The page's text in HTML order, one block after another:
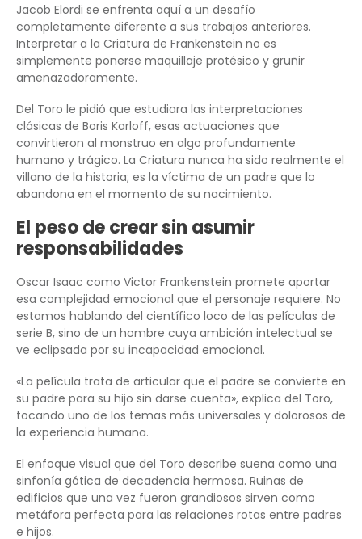
Jacob Elordi se enfrenta aquí a un desafío
completamente diferente a sus trabajos anteriores.
Interpretar a la Criatura de Frankenstein no es
simplemente ponerse maquillaje protésico y gruñir
amenazadoramente.
Del Toro le pidió que estudiara las interpretaciones
clásicas de Boris Karloff, esas actuaciones que
convirtieron al monstruo en algo profundamente
humano y trágico. La Criatura nunca ha sido realmente el
villano de la historia; es la víctima de un padre que lo
abandona en el momento de su nacimiento.
El peso de crear sin asumir
responsabilidades
Oscar Isaac como Victor Frankenstein promete aportar
esa complejidad emocional que el personaje requiere. No
estamos hablando del científico loco de las películas de
serie B, sino de un hombre cuya ambición intelectual se
ve eclipsada por su incapacidad emocional.
«La película trata de articular que el padre se convierte en
su padre para su hijo sin darse cuenta», explica del Toro,
tocando uno de los temas más universales y dolorosos de
la experiencia humana.
El enfoque visual que del Toro describe suena como una
sinfonía gótica de decadencia hermosa. Ruinas de
edificios que una vez fueron grandiosos sirven como
metáfora perfecta para las relaciones rotas entre padres
e hijos.